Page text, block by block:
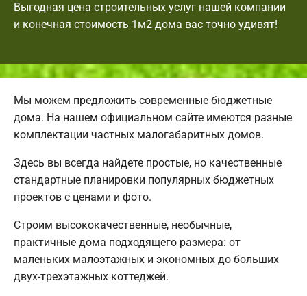
Выгодная цена строительных услуг нашей компании
и конечная стоимость 1м2 дома вас точно удивят!
Мы можем предложить современные бюджетные
дома. На нашем официальном сайте имеются разные
комплектации частных малогабаритных домов.
Здесь вы всегда найдете простые, но качественные
стандартные планировки популярных бюджетных
проектов с ценами и фото.
Строим высококачественные, необычные,
практичные дома подходящего размера: от
маленьких малоэтажных и экономных до больших
двух-трехэтажных коттеджей.